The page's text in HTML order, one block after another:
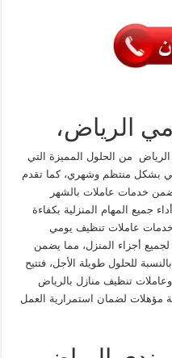
الرياض،
من الحلول المميزة التي
بشكل منتظم وشهري، كما تقدم
خدمات عاملات بالشهر
جميع المهام المنزلية بكفاءة
خدمات عاملات تنظيف يومي
أجزاء المنزل، مما يضمن
للحلول طويلة الأجل، فتتيح
تنظيف منازل بالرياض
مؤهلات لضمان استمرارية العمل